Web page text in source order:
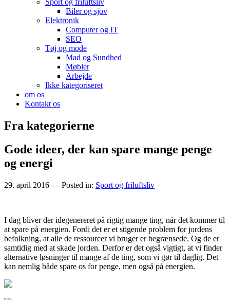
Biler og sjov
Elektronik
Computer og IT
SEO
Tøj og mode
Mad og Sundhed
Møbler
Arbejde
Ikke kategoriseret
om os
Kontakt os
Fra kategorierne
Gode ideer, der kan spare mange penge
og energi
29. april 2016 — Posted in: Sport og friluftsliv
I dag bliver der idegenereret på rigtig mange ting, når det kommer til
at spare på energien. Fordi det er et stigende problem for jordens
befolkning, at alle de ressourcer vi bruger er begrænsede. Og de er
samtidig med at skade jorden. Derfor erdet også vigtigt, at vi finder
alternative løsninger til mange af de ting, som vi gør til daglig. Det
kan nemlig både spare os for penge, men også på energien.